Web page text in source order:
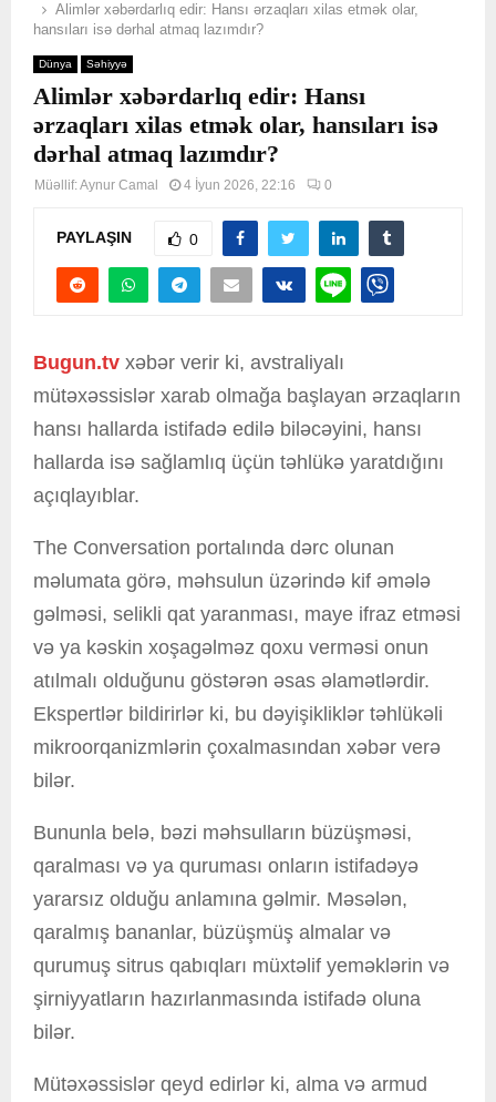
Alimlər xəbərdarlıq edir: Hansı ərzaqları xilas etmək olar,
hansıları isə dərhal atmaq lazımdır?
Dünya Səhiyyə
Alimlər xəbərdarlıq edir: Hansı
ərzaqları xilas etmək olar, hansıları isə
dərhal atmaq lazımdır?
Müəllif:Aynur Camal 4 İyun 2026, 22:16 0
PAYLAŞIN 0
Bugun.tv xəbər verir ki, avstraliyalı
mütəxəssislər xarab olmağa başlayan ərzaqların
hansı hallarda istifadə edilə biləcəyini, hansı
hallarda isə sağlamlıq üçün təhlükə yaratdığını
açıqlayıblar.
The Conversation portalında dərc olunan
məlumata görə, məhsulun üzərində kif əmələ
gəlməsi, selikli qat yaranması, maye ifraz etməsi
və ya kəskin xoşagəlməz qoxu verməsi onun
atılmalı olduğunu göstərən əsas əlamətlərdir.
Ekspertlər bildirirlər ki, bu dəyişikliklər təhlükəli
mikroorqanizmlərin çoxalmasından xəbər verə
bilər.
Bununla belə, bəzi məhsulların büzüşməsi,
qaralması və ya quruması onların istifadəyə
yararsız olduğu anlamına gəlmir. Məsələn,
qaralmış bananlar, büzüşmüş almalar və
qurumuş sitrus qabıqları müxtəlif yeməklərin və
şirniyyatların hazırlanmasında istifadə oluna
bilər.
Mütəxəssislər qeyd edirlər ki, alma və armud